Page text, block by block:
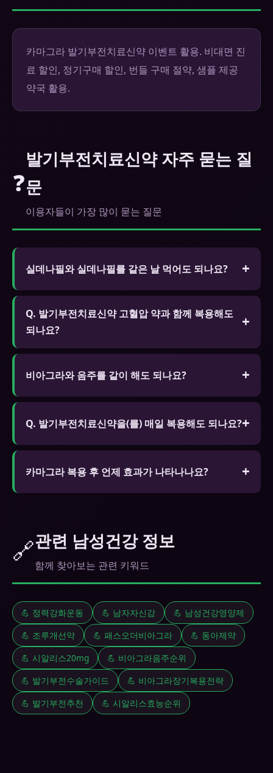
카마그라 발기부전치료신약 이벤트 활용. 비대면 진
료 할인, 정기구매 할인, 번들 구매 절약, 샘플 제공
약국 활용.
❓
발기부전치료신약 자주 묻는 질
문
이용자들이 가장 많이 묻는 질문
실데나필와 실데나필를 같은 날 먹어도 되나요?
절대 안 됩니다. 같은 계열 약물 중복 복용은 심각한
부작용 위험이 있습니다.
Q. 발기부전치료신약 고혈압 약과 함께 복용해도
되나요?
A. 일부 고혈압 약과 병용하면 혈압이 과도하게 낮아
질 수 있습니다. 현재 복용 중인 약물 목록을 전문가
비아그라와 음주를 같이 해도 되나요?
소량은 괜찮지만 과음은 효과 저하와 저혈압 위험이
있습니다.
Q. 발기부전치료신약을(를) 매일 복용해도 되나요?
A. 시알리스 5mg는 매일 복용하도록 승인된 제품이
있습니다. 다른 제품은 필요할 때만 복용하는 것을 권
카마그라 복용 후 언제 효과가 나타나나요?
🔗관련 남성건강 정보
함께 찾아보는 관련 키워드
💪 정력강화운동 💪 남자자신감
💪 남성건강영양제
💪 조루개선약
💪 패스오더비아그라
💪 동아제약
💪 시알리스20mg
💪 비아그라음주순위
💪 발기부전수술가이드
💪 비아그라장기복용전략
💪 발기부전추천
💪 시알리스효능순위